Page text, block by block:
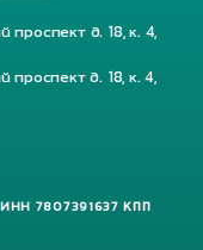
проспект д. 18, к. 4,
проспект д. 18, к. 4,
7807391637 КПП